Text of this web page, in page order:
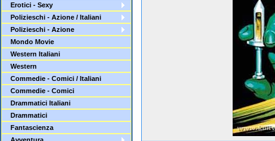
Erotici - Sexy
Polizieschi - Azione / Italiani
Polizieschi - Azione
Mondo Movie
Western Italiani
Western
Commedie - Comici / Italiani
Commedie - Comici
Drammatici Italiani
Drammatici
Fantascienza